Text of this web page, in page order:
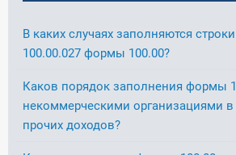
В каких случаях заполняются
100.00.027 формы 100.00?
Каков порядок заполнения формы
некоммерческими организациями в
прочих доходов?